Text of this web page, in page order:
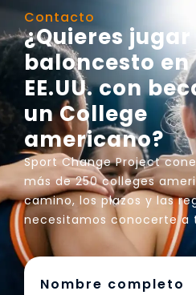
Contacto
¿Quieres jugar
baloncesto en
EE.UU. con
un College
americano?
Sport Change Project
más de 250 colleges
camino, los plazos y las
necesitamos conocerte a
Nombre completo